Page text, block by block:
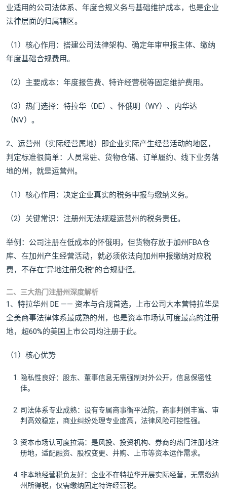
业适用的公司法体系、年度合规义务与基础维护成本，也是企业
法律层面的归属辖区。
（1）核心作用：搭建公司法律架构、确定年审申报主体、缴纳
年度基础合规费用。
（2）主要成本：年度报告费、特许经营税等固定维护费用。
（3）热门选择：特拉华（DE）、怀俄明（WY）、内华达
（NV）。
2、运营州（实际经营属地）即企业实际产生经营活动的地区，
判定标准很简单：人员常驻、货物仓储、订单履约、线下业务落
地的州，就是运营州。
（1）核心作用：决定企业真实的税务申报与缴纳义务。
（2）关键常识：注册州无法规避运营州的税务责任。
举例：公司注册在低成本的怀俄明，但货物存放于加州FBA仓
库、在加州产生经营活动，就必须依法向加州申报缴纳对应税
费，不存在“异地注册免税”的合规捷径。
二、三大热门注册州深度解析
1、特拉华州 DE —— 资本与合规首选，上市公司大本营特拉华是
全美商事法律体系最成熟的州，也是资本市场认可度最高的注册
地，超60%的美国上市公司均注册于此。
（1）核心优势
隐私性良好：股东、董事信息无需强制对外公开，信息保密性
佳。
司法体系专业成熟：设有专属商事衡平法院，商事判例丰富、审
判高效稳定，商业纠纷处理专业度高，法律风险可控性强。
资本市场认可度拉满：是风投、投资机构、券商的热门注册地注
册地，适配融资、股权变更、并购、上市等资本运作需求。
非本地经营税负友好：企业不在特拉华开展实际经营，无需缴纳
州所得税，仅需缴纳固定特许经营税。